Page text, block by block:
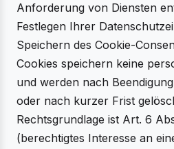
Anforderung von Diensten
Festlegen Ihrer
Speichern des Cookie-
Cookies speichern keine
und werden nach
oder nach kurzer Frist
Rechtsgrundlage ist Art. 6
(berechtigtes Interesse an